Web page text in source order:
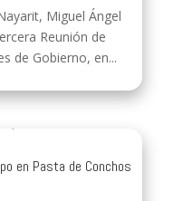
Miguel Ángel
Reunión de
de Gobierno, en...
en Pasta de Conchos